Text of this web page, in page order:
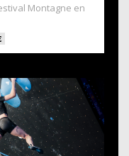
Montagne en